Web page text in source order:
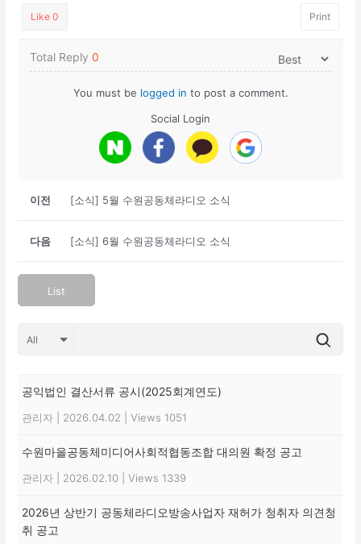
Like0 Print
Total Reply0
You must be logged in to post a comment.
Social Login
이전 [소식] 5월 수원공동체라디오 소식
[소식] 6월 수원공동체라디오 소식
다음
List
공익법인 결산서류 공시(2025회계연도)
관리자 2026.04.02 Views 1051
수원마을공동체미디어사회적협동조합 대의원 확정 공고
관리자 2026.02.10 Views 1339
2026년 상반기 공동체라디오방송사업자 재허가 청취자 의견청
취 공고